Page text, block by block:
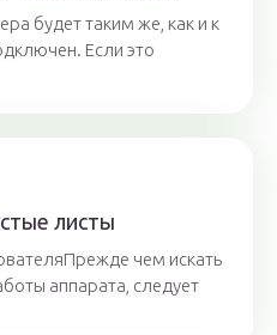
будет таким же, как и к
Если это
листы
чем искать
аппарата, следует